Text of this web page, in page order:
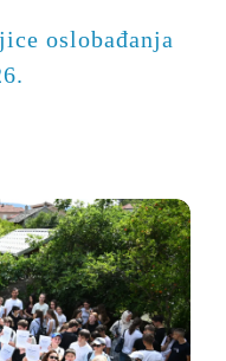
oslobađanja